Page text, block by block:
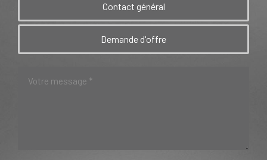
Contact général
Demande d'offre